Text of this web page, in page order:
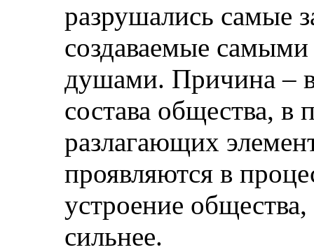
разрушались самые
создаваемые
душами. Причина –
состава общества, в
разлагающих
проявляются в
устроение
сильнее.